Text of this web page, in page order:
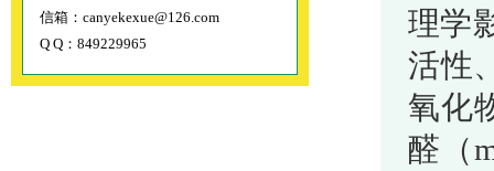
信箱：canyekexue@126.com
Q Q：849229965
理学
活性
氧化
醛（